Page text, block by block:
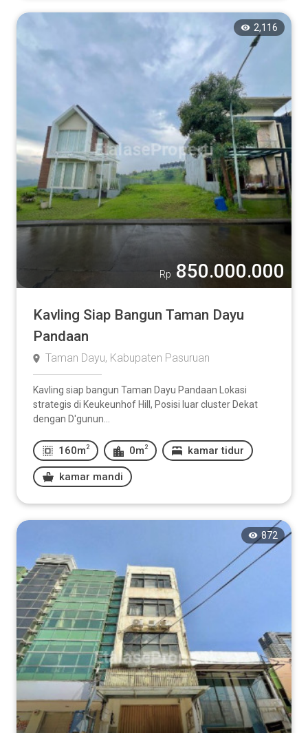
2,116
Rp 850.000.000
Kavling Siap Bangun Taman Dayu
Pandaan
Taman Dayu, Kabupaten Pasuruan
Kavling siap bangun Taman Dayu Pandaan Lokasi
strategis di Keukeunhof Hill, Posisi luar cluster Dekat
dengan D'gunun...
160m 2 0m 2 kamar tidur
kamar mandi
872